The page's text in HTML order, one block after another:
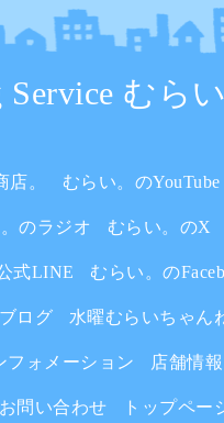
むらい
店。 むらい。のYouTube
のラジオ むらい。のX
式LINE むらい。の
ログ 水曜むらいちゃん
フォメーション 店舗情報
問い合わせ トップペー